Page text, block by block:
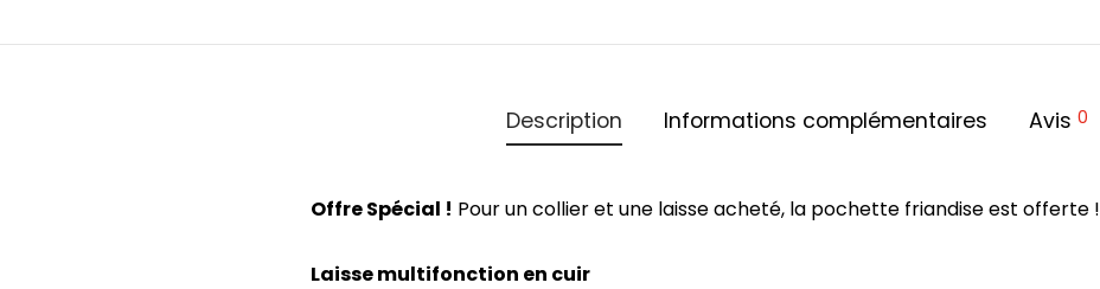
Description Informations complémentaires Avis 0
Offre Spécial ! Pour un collier et une laisse acheté, la pochette friandise est offerte !
Laisse multifonction en cuir